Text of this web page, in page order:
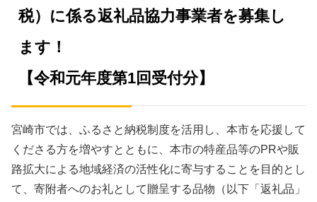
セミナー・講座
会員ログイン
新規登録
税）に係る返礼品協力事業者を募集し
ます！
【令和元年度第1回受付分】
宮崎市では、ふるさと納税制度を活用し、本市を応援して
くださる方を増やすとともに、本市の特産品等のPRや販
路拡大による地域経済の活性化に寄与することを目的とし
て、寄附者へのお礼として贈呈する品物（以下「返礼品」